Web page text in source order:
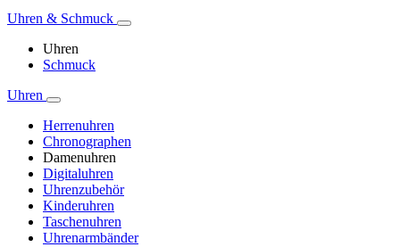
Uhren & Schmuck
Uhren
Schmuck
Uhren
Herrenuhren
Chronographen
Damenuhren
Digitaluhren
Uhrenzubehör
Kinderuhren
Taschenuhren
Uhrenarmbänder